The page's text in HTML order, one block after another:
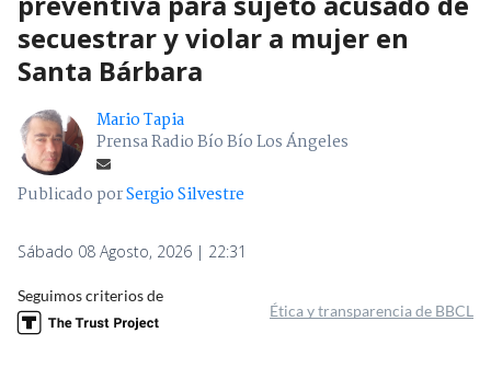
secuestrar y violar a mujer en
Santa Bárbara
Mario Tapia
Prensa Radio Bío Bío Los Ángeles
Publicado porSergio Silvestre
Sábado 08 Agosto, 2026 | 22:31
Seguimos criterios de
Ética y transparencia de BBCL